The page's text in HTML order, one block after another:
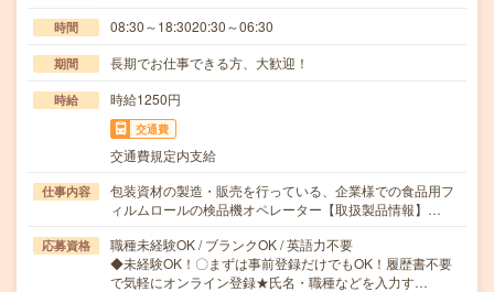
時間 08:30～18:3020:30～06:30
期間 長期でお仕事できる方、大歓迎！
時給 時給1250円
交通費
交通費規定内支給
仕事内容
包装資材の製造・販売を行っている、企業様での食品用フ
ィルムロールの検品機オペレーター【取扱製品情報】…
応募資格
職種未経験OK / ブランクOK / 英語力不要
◆未経験OK！〇まずは事前登録だけでもOK！履歴書不要
で気軽にオンライン登録★氏名・職種などを入力す…